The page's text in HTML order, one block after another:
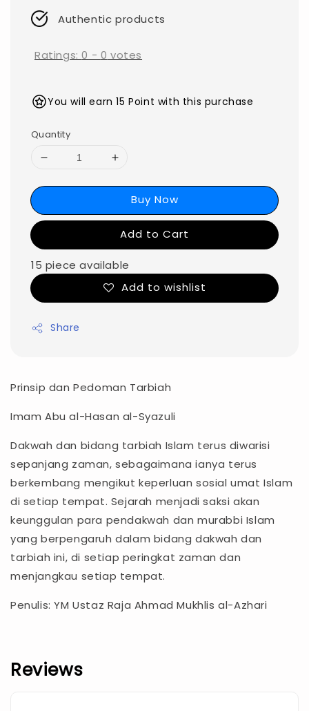
Authentic products
Ratings:0 - 0 votes
You will earn 15 Point with this purchase
Quantity
Buy Now
Add to Cart
15 piece available
Add to wishlist
Share
Prinsip dan Pedoman Tarbiah
Imam Abu al-Hasan al-Syazuli
Dakwah dan bidang tarbiah Islam terus diwarisi
sepanjang zaman, sebagaimana ianya terus
berkembang mengikut keperluan sosial umat Islam
di setiap tempat. Sejarah menjadi saksi akan
keunggulan para pendakwah dan murabbi Islam
yang berpengaruh dalam bidang dakwah dan
tarbiah ini, di setiap peringkat zaman dan
menjangkau setiap tempat.
Penulis: YM Ustaz Raja Ahmad Mukhlis al-Azhari
Reviews